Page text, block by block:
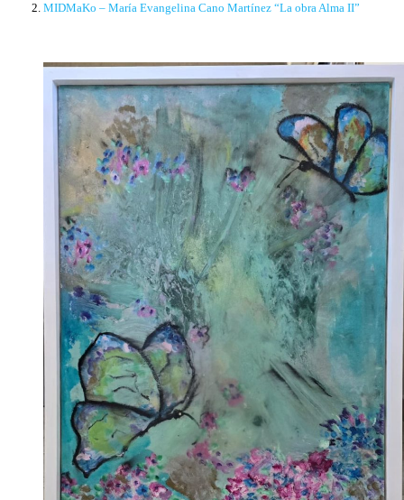
MIDMaKo – María Evangelina Cano Martínez “La obra Alma II”